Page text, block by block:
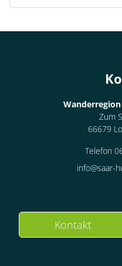
Zum
66679
Telefon
info@saar-
Kontakt